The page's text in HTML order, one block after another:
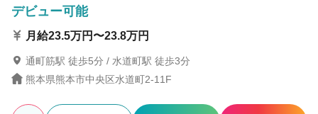
この条件の求人数
検索する
デビュー可能
月給23.5万円〜23.8万円
通町筋駅 徒歩5分 / 水道町駅 徒歩3分
熊本県熊本市中央区水道町2-11F